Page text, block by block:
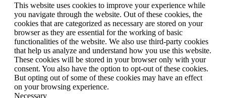
This website uses cookies to improve your experience while
you navigate through the website. Out of these cookies, the
cookies that are categorized as necessary are stored on your
browser as they are essential for the working of basic
functionalities of the website. We also use third-party cookies
that help us analyze and understand how you use this website.
These cookies will be stored in your browser only with your
consent. You also have the option to opt-out of these cookies.
But opting out of some of these cookies may have an effect
on your browsing experience.
Necessary